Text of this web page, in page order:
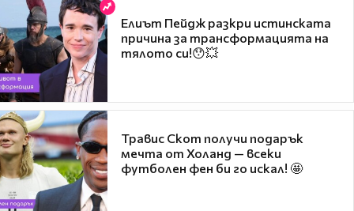
Елиът Пейдж разкри истинската
причина за трансформацията на
тялото си!😯💥
Травис Скот получи подарък
мечта от Холанд — всеки
футболен фен би го искал! 🤩